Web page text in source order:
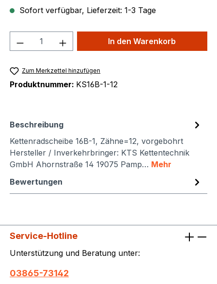
Sofort verfügbar, Lieferzeit: 1-3 Tage
Produkt Anzahl: Gib denIn den Warenkorb
Zum Merkzettel hinzufügen
Produktnummer: KS16B-1-12
Beschreibung
Kettenradscheibe 16B-1, Zähne=12, vorgebohrt
Hersteller / Inverkehrbringer: KTS Kettentechnik
GmbH Ahornstraße 14 19075 Pamp… Mehr
Bewertungen
Service-Hotline
Unterstützung und Beratung unter:
03865-73142